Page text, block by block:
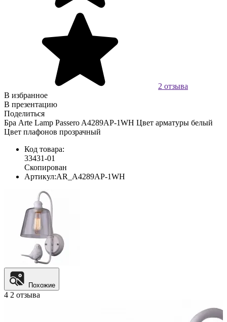
2 отзыва
В избранное
В презентацию
Поделиться
Бра Arte Lamp Passero A4289AP-1WH Цвет арматуры белый
Цвет плафонов прозрачный
Код товара:
33431-01
Скопирован
Артикул:AR_A4289AP-1WH
Похожие
4 2 отзыва